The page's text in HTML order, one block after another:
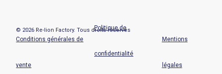
© 2026 Re-lion Factory. Tous droits réservés
Conditions générales de
vente
Politique de
confidentialité
Mentions
légales